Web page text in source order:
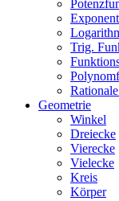
Trig.
Geometrie
Winkel
Dreiecke
Vierecke
Vielecke
Kreis
Körper